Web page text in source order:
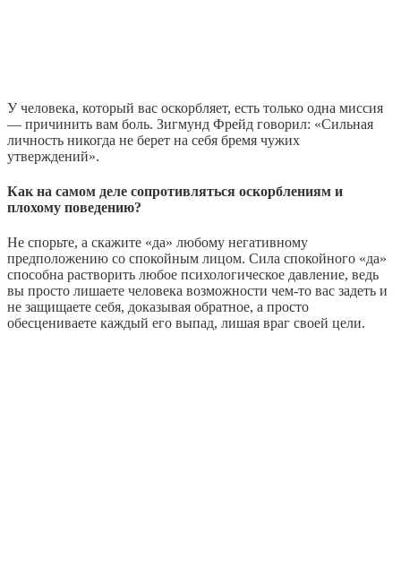
У человека, который вас оскорбляет, есть только одна миссия
— причинить вам боль. Зигмунд Фрейд говорил: «Сильная
личность никогда не берет на себя бремя чужих
утверждений».
Как на самом деле сопротивляться оскорблениям и
плохому поведению?
Не спорьте, а скажите «да» любому негативному
предположению со спокойным лицом. Сила спокойного «да»
способна растворить любое психологическое давление, ведь
вы просто лишаете человека возможности чем-то вас задеть и
не защищаете себя, доказывая обратное, а просто
обесцениваете каждый его выпад, лишая враг своей цели.